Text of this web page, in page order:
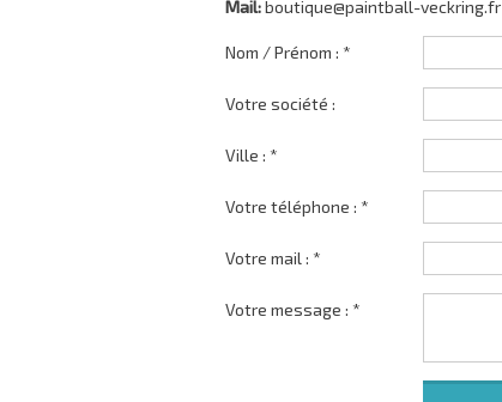
Mail:boutique@paintball-veckring.fr
Nom / Prénom : *
Votre société :
Ville : *
Votre téléphone : *
Votre mail : *
Votre message : *